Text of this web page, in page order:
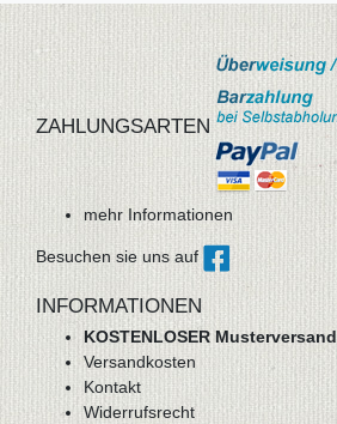
ZAHLUNGSARTEN
mehr Informationen
Besuchen sie uns auf
INFORMATIONEN
KOSTENLOSER Musterversand
Versandkosten
Kontakt
Widerrufsrecht